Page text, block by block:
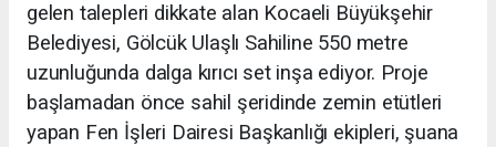
gelen talepleri dikkate alan Kocaeli Büyükşehir
Belediyesi, Gölcük Ulaşlı Sahiline 550 metre
uzunluğunda dalga kırıcı set inşa ediyor. Proje
başlamadan önce sahil şeridinde zemin etütleri
yapan Fen İşleri Dairesi Başkanlığı ekipleri, şuana